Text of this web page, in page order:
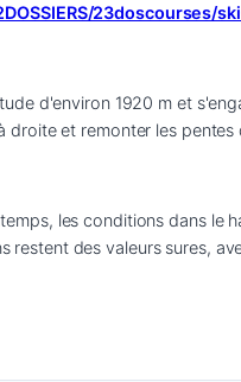
23doscourses/
d'environ 1920 m et
droite et remonter les
les conditions dans le
restent des valeurs sures,